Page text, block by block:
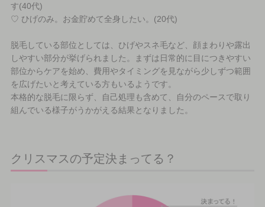
す(40代)
♡ ひげのみ。お金貯めて全身したい。(20代)
脱毛している部位としては、ひげやスネ毛など、顔まわりや露出
しやすい部分が挙げられました。まずは日常的に目につきやすい
部位からケアを始め、費用やタイミングを見ながら少しずつ範囲
を広げたいと考えている方もいるようです。
本格的な脱毛に限らず、自己処理も含めて、自分のペースで取り
組んでいる様子がうかがえる結果となりました。
クリスマスの予定決まってる？